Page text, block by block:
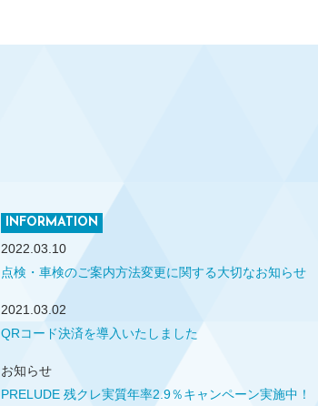
INFORMATION
2022.03.10
点検・車検のご案内方法変更に関する大切なお知らせ
2021.03.02
QRコード決済を導入いたしました
お知らせ
PRELUDE 残クレ実質年率2.9％キャンペーン実施中！